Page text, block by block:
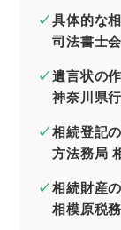
具体的な
司法書士会
遺言状の
神奈川県
相続登記
方法務局
相続財産
相模原税